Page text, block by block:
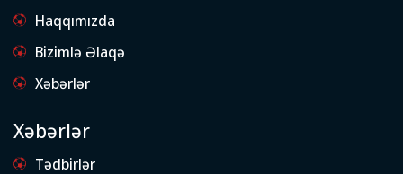
Haqqımızda
Bizimlə Əlaqə
Xəbərlər
Xəbərlər
Tədbirlər